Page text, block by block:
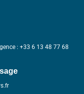
: +33 6 13 48 77 68